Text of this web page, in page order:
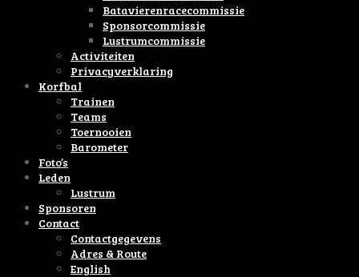
Batavierenracecommissie
Sponsorcommissie
Lustrumcommissie
Activiteiten
Privacyverklaring
Korfbal
Trainen
Teams
Toernooien
Barometer
Foto’s
Leden
Lustrum
Sponsoren
Contact
Contactgegevens
Adres & Route
English